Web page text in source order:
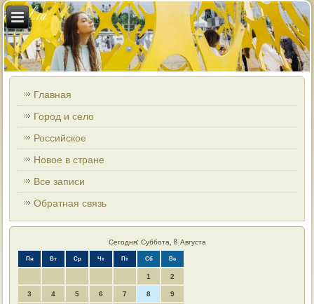
Главная
Город и село
Российское
Новое в стране
Все записи
Обратная связь
Сегодня: Суббота, 8 Августа
Пн Вт Ср Чт Пт Сб Вс
1 2
3 4 5 6 7 8 9